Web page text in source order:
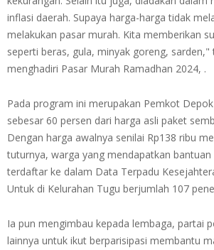
inflasi daerah. Supaya harga-harga tidak
melakukan pasar murah. Kita memberikan
seperti beras, gula, minyak goreng, sarden,"
menghadiri Pasar Murah Ramadhan 2024, .
Pada program ini merupakan Pemkot
sebesar 60 persen dari harga asli paket
Dengan harga awalnya senilai Rp138 ribu
tuturnya, warga yang mendapatkan
terdaftar ke dalam Data Terpadu
Untuk di Kelurahan Tugu berjumlah 107
Ia pun mengimbau kepada lembaga, partai
lainnya untuk ikut berparisipasi membantu